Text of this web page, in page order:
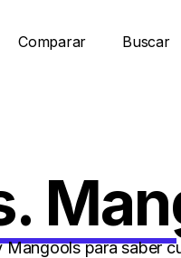
Comparar Buscar
Mangools para saber